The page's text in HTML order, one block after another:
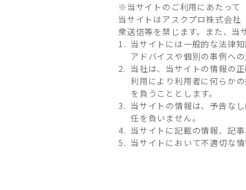
※当サイトのご利用にあたって
当サイトはアスクプロ株式会
衆送信等を禁じます。また、当
当サイトには一般的な法律
アドバイスや個別の事例へ
当社は、当サイトの情報の
利用により利用者に何らか
を負うこととします。
当サイトの情報は、予告な
任を負いません。
当サイトに記載の情報、記
当サイトにおいて不適切な